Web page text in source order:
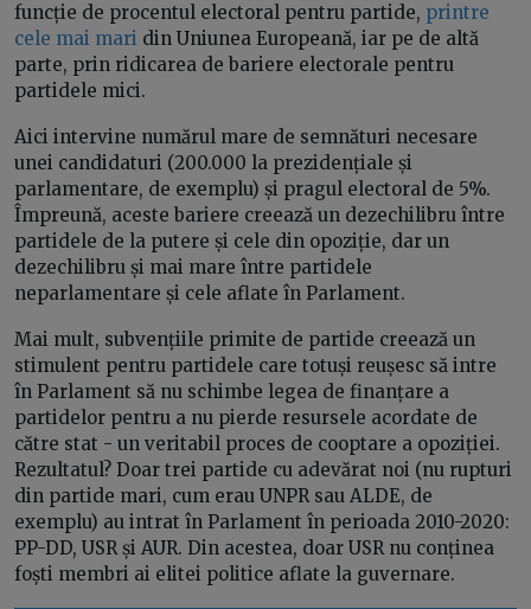
funcție de procentul electoral pentru partide, printre
cele mai mari din Uniunea Europeană, iar pe de altă
parte, prin ridicarea de bariere electorale pentru
partidele mici.
Aici intervine numărul mare de semnături necesare
unei candidaturi (200.000 la prezidențiale și
parlamentare, de exemplu) și pragul electoral de 5%.
Împreună, aceste bariere creează un dezechilibru între
partidele de la putere și cele din opoziție, dar un
dezechilibru și mai mare între partidele
neparlamentare și cele aflate în Parlament.
Mai mult, subvențiile primite de partide creează un
stimulent pentru partidele care totuși reușesc să intre
în Parlament să nu schimbe legea de finanțare a
partidelor pentru a nu pierde resursele acordate de
către stat - un veritabil proces de cooptare a opoziției.
Rezultatul? Doar trei partide cu adevărat noi (nu rupturi
din partide mari, cum erau UNPR sau ALDE, de
exemplu) au intrat în Parlament în perioada 2010-2020:
PP-DD, USR și AUR. Din acestea, doar USR nu conținea
foști membri ai elitei politice aflate la guvernare.